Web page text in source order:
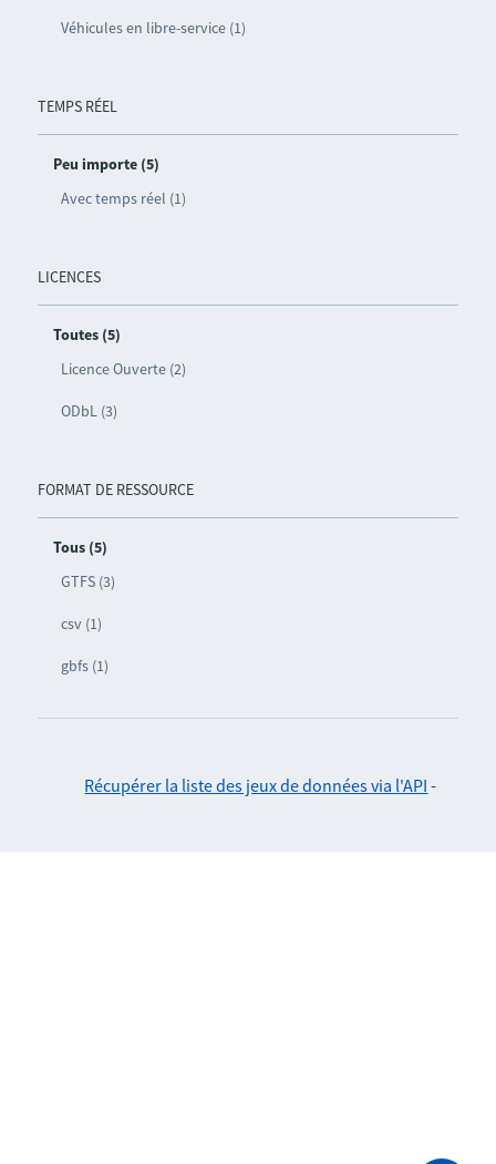
Véhicules en libre-service (1)
TEMPS RÉEL
Peu importe (5)
Avec temps réel (1)
LICENCES
Toutes (5)
Licence Ouverte (2)
ODbL (3)
FORMAT DE RESSOURCE
Tous (5)
GTFS (3)
csv (1)
gbfs (1)
Récupérer la liste des jeux de données via l'API -